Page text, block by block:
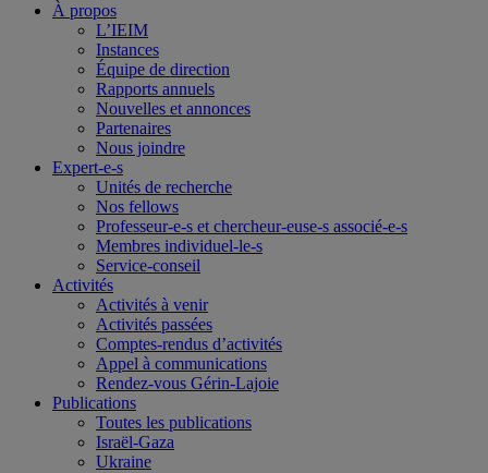
À propos
L’IEIM
Instances
Équipe de direction
Rapports annuels
Nouvelles et annonces
Partenaires
Nous joindre
Expert-e-s
Unités de recherche
Nos fellows
Professeur-e-s et chercheur-euse-s associé-e-s
Membres individuel-le-s
Service-conseil
Activités
Activités à venir
Activités passées
Comptes-rendus d’activités
Appel à communications
Rendez-vous Gérin-Lajoie
Publications
Toutes les publications
Israël-Gaza
Ukraine